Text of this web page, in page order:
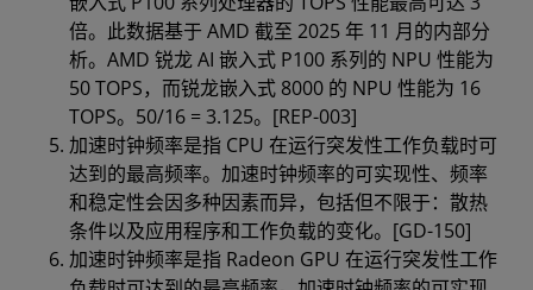
倍。此数据基于 AMD 截至 2025 年 11 月的内部分
析。AMD 锐龙 AI 嵌入式 P100 系列的 NPU 性能为
50 TOPS，而锐龙嵌入式 8000 的 NPU 性能为 16
TOPS。50/16 = 3.125。[REP-003]
加速时钟频率是指 CPU 在运行突发性工作负载时可
达到的最高频率。加速时钟频率的可实现性、频率
和稳定性会因多种因素而异，包括但不限于：散热
条件以及应用程序和工作负载的变化。[GD-150]
加速时钟频率是指 Radeon GPU 在运行突发性工作